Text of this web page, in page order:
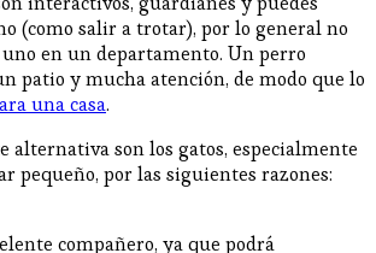
(como salir a trotar), por lo general no
en un departamento. Un perro
patio y mucha atención, de modo que lo
una casa.
alternativa son los gatos, especialmente
pequeño, por las siguientes razones:
compañero, ya que podrá